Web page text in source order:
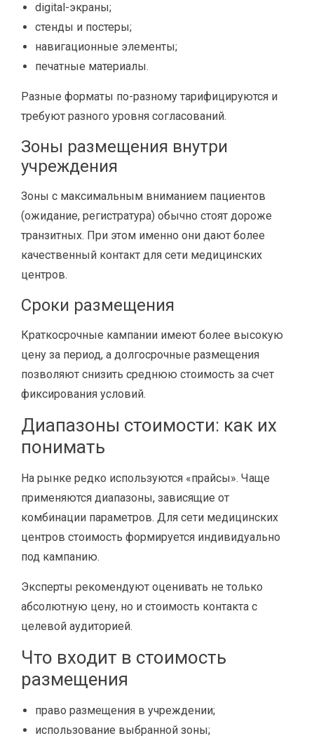
digital-экраны;
стенды и постеры;
навигационные элементы;
печатные материалы.
Разные форматы по-разному тарифицируются и
требуют разного уровня согласований.
Зоны размещения внутри
учреждения
Зоны с максимальным вниманием пациентов
(ожидание, регистратура) обычно стоят дороже
транзитных. При этом именно они дают более
качественный контакт для сети медицинских
центров.
Сроки размещения
Краткосрочные кампании имеют более высокую
цену за период, а долгосрочные размещения
позволяют снизить среднюю стоимость за счет
фиксирования условий.
Диапазоны стоимости: как их
понимать
На рынке редко используются «прайсы». Чаще
применяются диапазоны, зависящие от
комбинации параметров. Для сети медицинских
центров стоимость формируется индивидуально
под кампанию.
Эксперты рекомендуют оценивать не только
абсолютную цену, но и стоимость контакта с
целевой аудиторией.
Что входит в стоимость
размещения
право размещения в учреждении;
использование выбранной зоны;